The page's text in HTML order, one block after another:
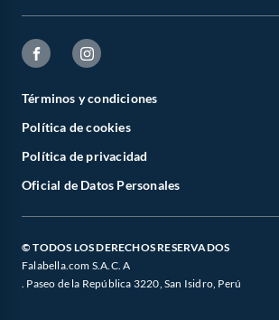
Términos y condiciones
Política de cookies
Política de privacidad
Oficial de Datos Personales
© TODOS LOS DERECHOS RESERVADOS
Falabella.com S.A.C. A
. Paseo de la República 3220, San Isidro, Perú